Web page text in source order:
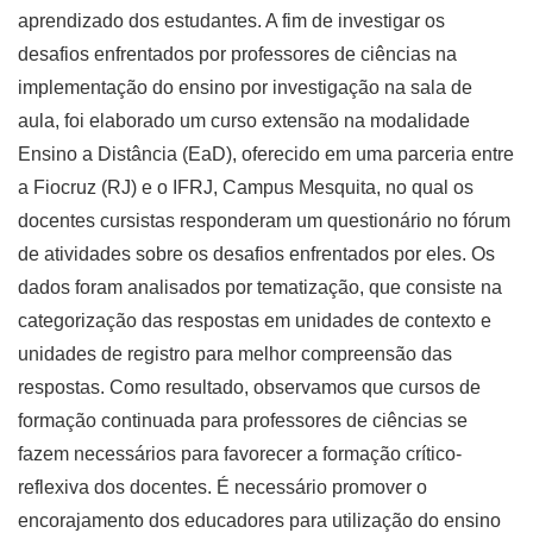
aprendizado dos estudantes. A fim de investigar os
desafios enfrentados por professores de ciências na
implementação do ensino por investigação na sala de
aula, foi elaborado um curso extensão na modalidade
Ensino a Distância (EaD), oferecido em uma parceria entre
a Fiocruz (RJ) e o IFRJ, Campus Mesquita, no qual os
docentes cursistas responderam um questionário no fórum
de atividades sobre os desafios enfrentados por eles. Os
dados foram analisados por tematização, que consiste na
categorização das respostas em unidades de contexto e
unidades de registro para melhor compreensão das
respostas. Como resultado, observamos que cursos de
formação continuada para professores de ciências se
fazem necessários para favorecer a formação crítico-
reflexiva dos docentes. É necessário promover o
encorajamento dos educadores para utilização do ensino